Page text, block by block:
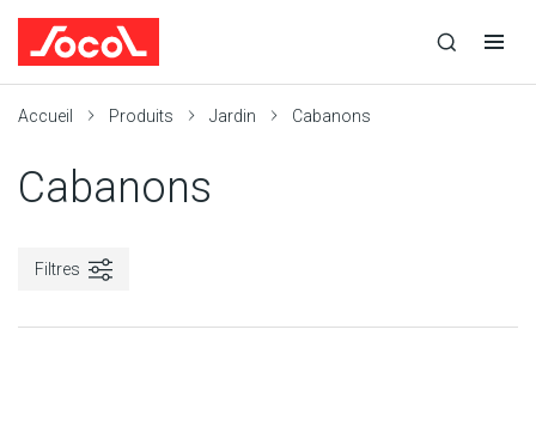
recherche
recherche
navigation
Accueil Produits Jardin Cabanons
Cabanons
Filtres